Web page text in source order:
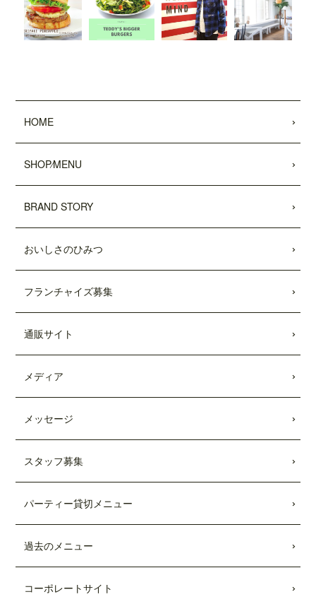
2022.01.28
「わんことワクワク旅行'22〜'23 (COSMI
C MOOK)」に、「テディーズビガーバー
11/26付「リビング新聞」および「リビン
れました。
中目黒店がプレオープンしました。
ました。
キッチンカー出張受付開始
2021.08.28
Showroomのコラボメニューが発売されま
した。
GGER BURGERSの「
2021.01.22
GGER BURGERSの「
バーガー宅配セット」が紹介されまし
2020.08.26
TBSテレビ「
HOME
SHOP⁄MENU
BRAND STORY
おいしさのひみつ
フランチャイズ募集
通販サイト
メディア
メッセージ
スタッフ募集
パーティー貸切メニュー
過去のメニュー
コーポレートサイト